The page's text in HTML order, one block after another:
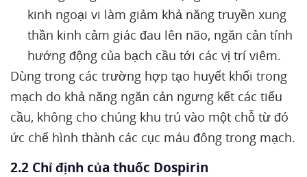
kinh ngoại vi làm giảm khả năng truyền xung
thần kinh cảm giác đau lên não, ngăn cản tính
hướng động của bạch cầu tới các vị trí viêm.
Dùng trong các trường hợp tạo huyết khối trong
mạch do khả năng ngăn cản ngưng kết các tiểu
cầu, không cho chúng khu trú vào một chỗ từ đó
ức chế hình thành các cục máu đông trong mạch.
2.2 Chỉ định của thuốc Dospirin